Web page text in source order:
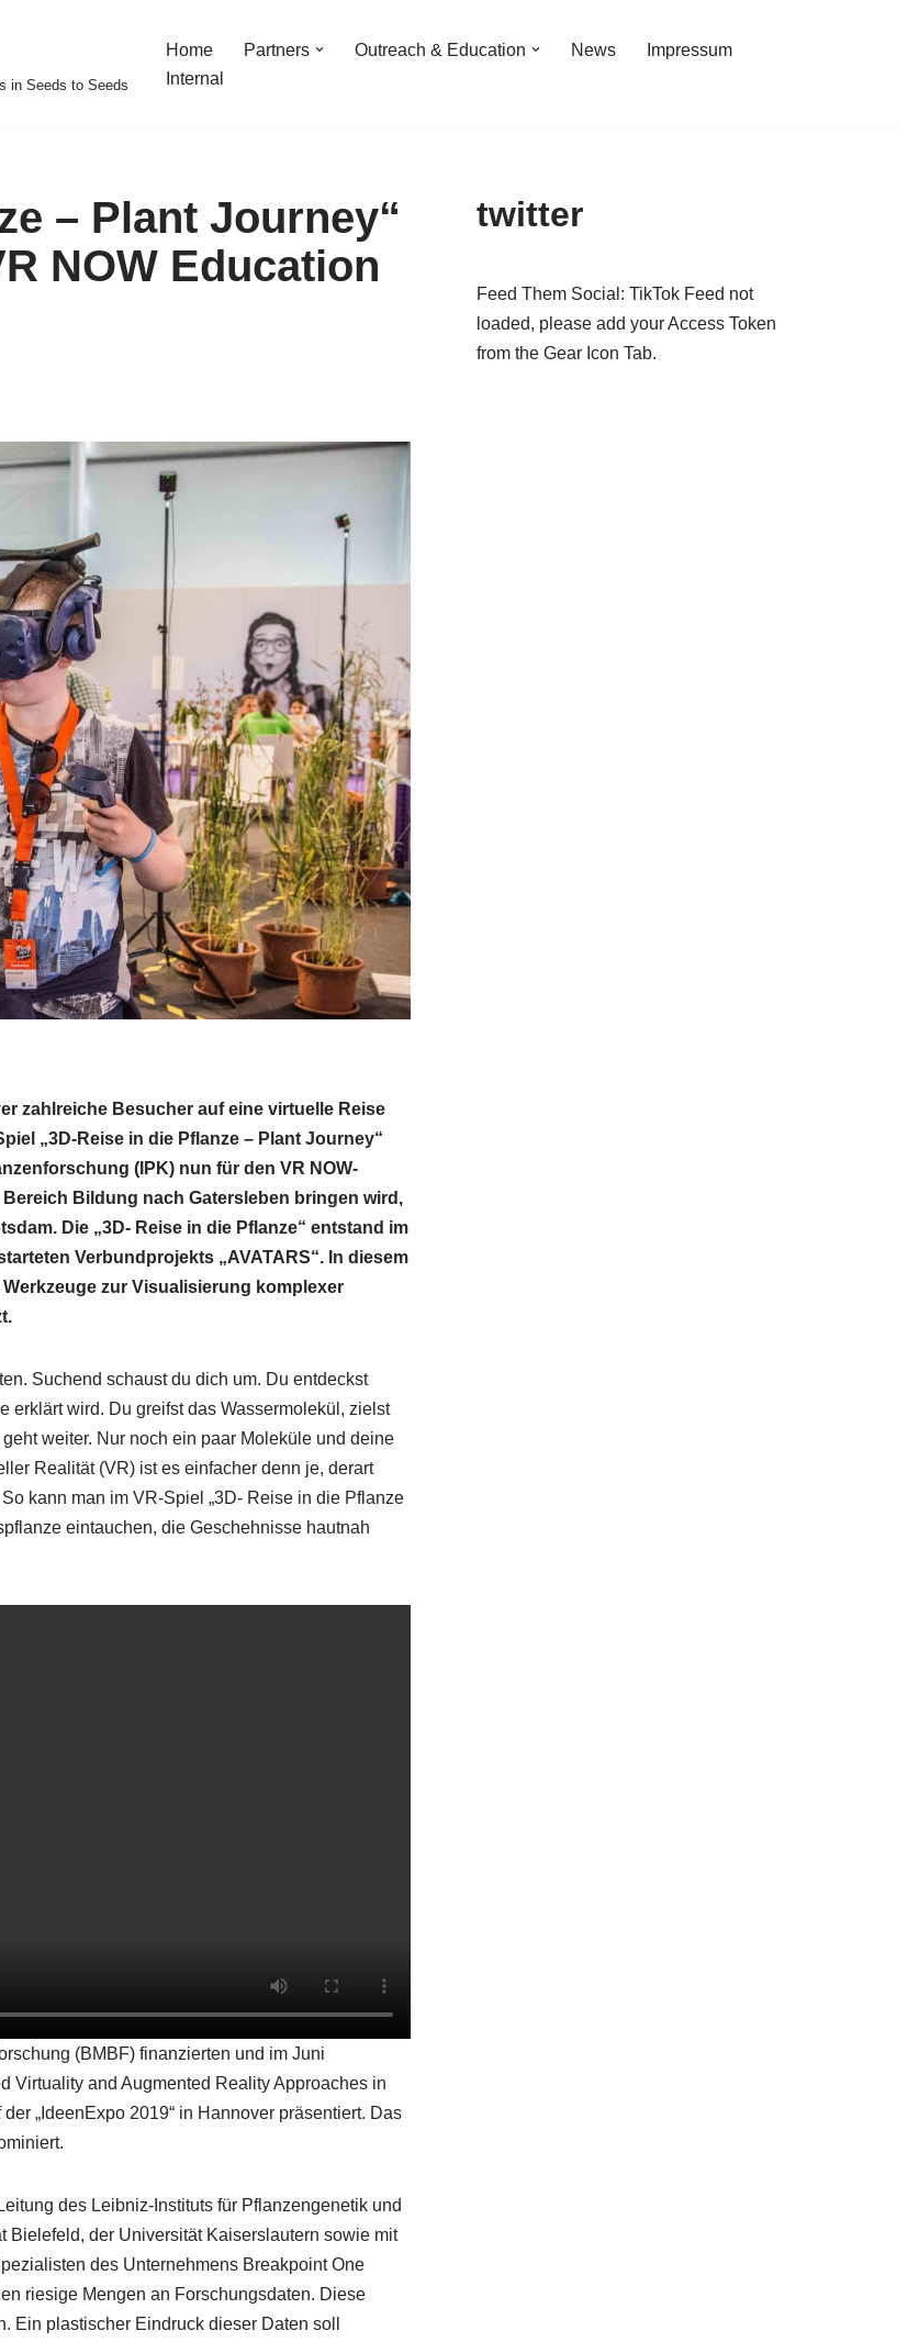
in Seeds to Seeds
Home Partners Outreach & Education News
Impressum
Internal
– Plant Journey“
NOW Education
zahlreiche Besucher auf eine virtuelle Reise
„3D-Reise in die Pflanze – Plant Journey“
(IPK) nun für den VR NOW-
Bildung nach Gatersleben bringen wird,
Die „3D- Reise in die Pflanze“ entstand im
Verbundprojekts „AVATARS“. In diesem
zur Visualisierung komplexer
Suchend schaust du dich um. Du entdeckst
erklärt wird. Du greifst das Wassermolekül, zielst
weiter. Nur noch ein paar Moleküle und deine
Realität (VR) ist es einfacher denn je, derart
kann man im VR-Spiel „3D- Reise in die Pflanze
eintauchen, die Geschehnisse hautnah
(BMBF) finanzierten und im Juni
Virtuality and Augmented Reality Approaches in
„IdeenExpo 2019“ in Hannover präsentiert. Das
des Leibniz-Instituts für Pflanzengenetik und
Bielefeld, der Universität Kaiserslautern sowie mit
des Unternehmens Breakpoint One
riesige Mengen an Forschungsdaten. Diese
Ein plastischer Eindruck dieser Daten soll
twitter
Feed Them Social: TikTok Feed not
loaded, please add your Access Token
from the Gear Icon Tab.